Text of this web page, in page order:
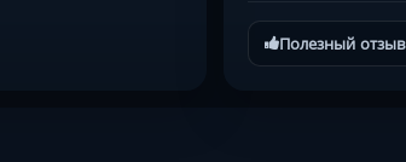
Полезный отзыв